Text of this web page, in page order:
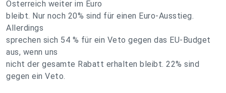
Österreich weiter im Euro
bleibt. Nur noch 20% sind für einen Euro-Ausstieg.
Allerdings
sprechen sich 54 % für ein Veto gegen das EU-Budget
aus, wenn uns
nicht der gesamte Rabatt erhalten bleibt. 22% sind
gegen ein Veto.